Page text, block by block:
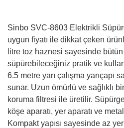
Sinbo SVC-8603 Elektrikli
uygun fiyatı ile dikkat çeken
litre toz haznesi sayesinde
süpürebileceğiniz pratik ve
6.5 metre yarı çalışma yarıçapı
sunar. Uzun ömürlü ve sağlıklı
koruma filtresi ile üretilir.
köşe aparatı, yer aparatı ve metal
Kompakt yapısı sayesinde az